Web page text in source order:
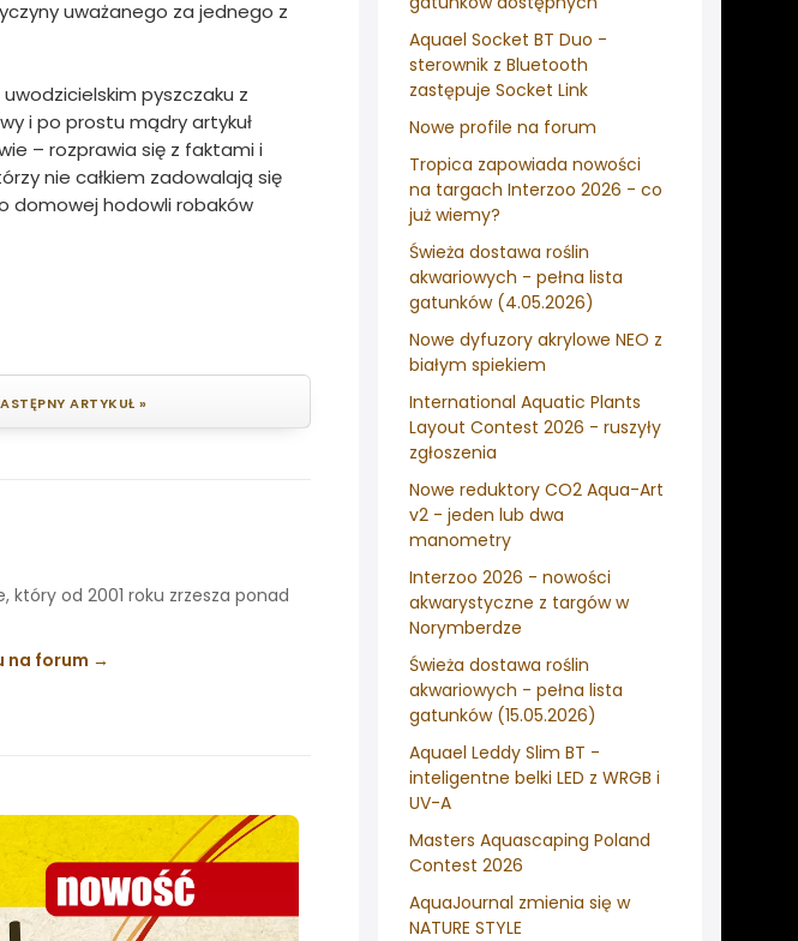
Aquael Socket BT Duo -
sterownik z Bluetooth
zastępuje Socket Link
Nowe profile na forum
Tropica zapowiada nowości
na targach Interzoo 2026 - co
już wiemy?
Świeża dostawa roślin
akwariowych - pełna lista
gatunków (4.05.2026)
Nowe dyfuzory akrylowe NEO z
białym spiekiem
International Aquatic Plants
Layout Contest 2026 - ruszyły
zgłoszenia
Nowe reduktory CO2 Aqua-Art
v2 - jeden lub dwa
manometry
Interzoo 2026 - nowości
akwarystyczne z targów w
Norymberdze
Świeża dostawa roślin
akwariowych - pełna lista
gatunków (15.05.2026)
Aquael Leddy Slim BT -
inteligentne belki LED z WRGB i
UV-A
Masters Aquascaping Poland
Contest 2026
AquaJournal zmienia się w
NATURE STYLE
uważanego za jednego z
pyszczaku z
i po prostu mądry artykuł
– rozprawia się z faktami i
nie całkiem zadowalają się
domowej hodowli robaków
ARTYKUŁ »
od 2001 roku zrzesza ponad
na forum